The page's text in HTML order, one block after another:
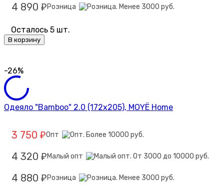
4 890 ₽ Розница
Осталось 5 шт.
В корзину
-26%
Одеяло "Bamboo" 2.0 (172х205), MOYЁ Home
3 750 ₽Опт
4 320 ₽ Малый опт
4 880 ₽ Розница